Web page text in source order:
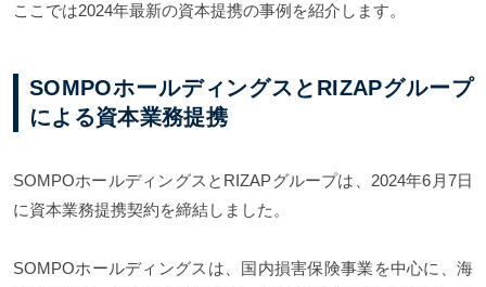
ここでは2024年最新の資本提携の事例を紹介します。
SOMPOホールディングスとRIZAPグループ
による資本業務提携
SOMPOホールディングスとRIZAPグループは、2024年6月7日
に資本業務提携契約を締結しました。
SOMPOホールディングスは、国内損害保険事業を中心に、海